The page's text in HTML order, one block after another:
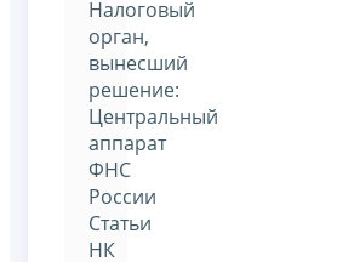
Налоговый
орган,
вынесший
решение:
Центральный
аппарат
ФНС
России
Статьи
НК